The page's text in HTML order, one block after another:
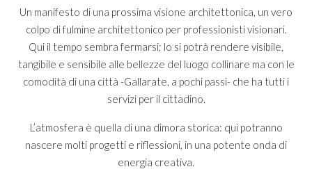
Un manifesto di una prossima visione architettonica, un vero
colpo di fulmine architettonico per professionisti visionari.
Qui il tempo sembra fermarsi; lo si potrà rendere visibile,
tangibile e sensibile alle bellezze del luogo collinare ma con le
comodità di una città -Gallarate, a pochi passi- che ha tutti i
servizi per il cittadino.
L’atmosfera è quella di una dimora storica: qui potranno
nascere molti progetti e riflessioni, in una potente onda di
energia creativa.